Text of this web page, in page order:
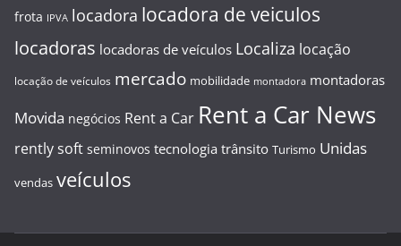
frota IPVA locadora locadora de veiculos
locadoras locadoras de veículos Localiza locação
locação de veículos mercado mobilidade montadora montadoras
Movida negócios Rent a Car Rent a Car News
rently soft seminovos tecnologia trânsito Turismo Unidas
vendas veículos